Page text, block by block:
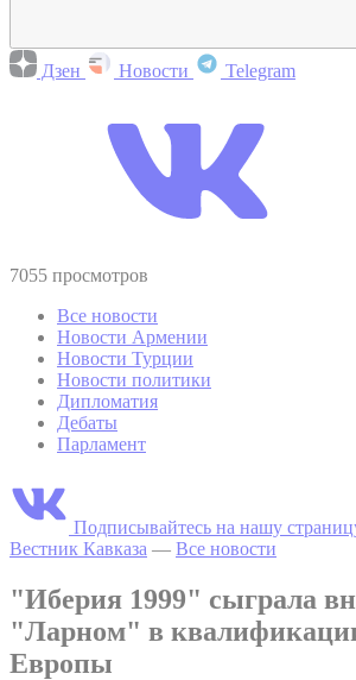
Дзен Новости Telegram
7055 просмотров
Все новости
Новости Армении
Новости Турции
Новости политики
Дипломатия
Дебаты
Парламент
Подписывайтесь на нашу
Вестник Кавказа — Все новости
"Иберия 1999" сыграла
"Ларном" в
Европы